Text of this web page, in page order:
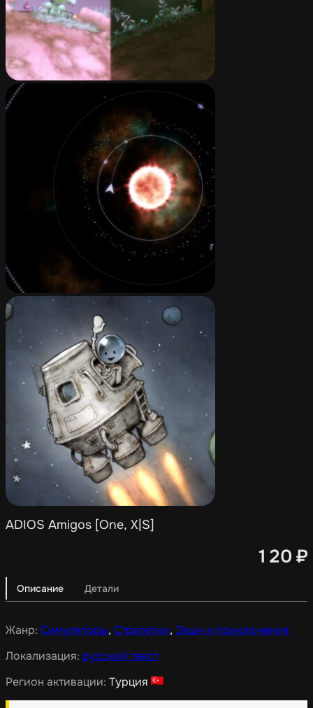
ADIOS Amigos [One, X|S]
120 ₽
Описание Детали
Жанр: Симуляторы, Стратегии, Экшн и приключения
Локализация: русский текст
Регион активации: Турция